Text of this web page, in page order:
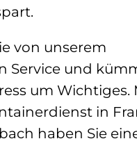
von unserem
Service und
um Wichtiges.
in
haben Sie